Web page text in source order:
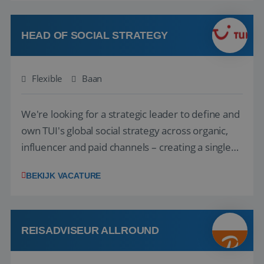
deze onderdelen zijn nu samen gevoegd...
HEAD OF SOCIAL STRATEGY
Flexible Baan
We're looking for a strategic leader to define and
own TUI's global social strategy across organic,
influencer and paid channels – creating a single
locally. The role will be published until 18 August
Attractive remuneration, discre...
BEKIJK VACATURE
REISADVISEUR ALLROUND